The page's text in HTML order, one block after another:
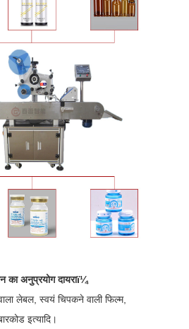
का अनुप्रयोग दायराï¼
लेबल, स्वयं चिपकने वाली फिल्म,
इत्यादि।